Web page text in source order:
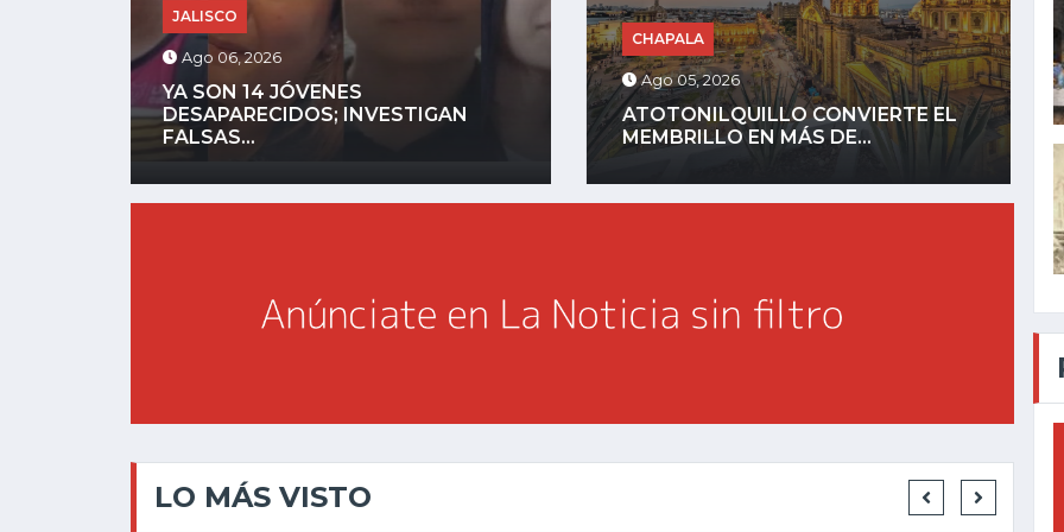
CHAPALA
ATOTONILQUILLO CONVIERTE EL
MEMBRILLO EN MÁS DE...
JALISCO
Ago 05, 2026
RECUPERAN CAMIONETA ROBADA
EN MENOS DE 24...
LO MÁS VISTO